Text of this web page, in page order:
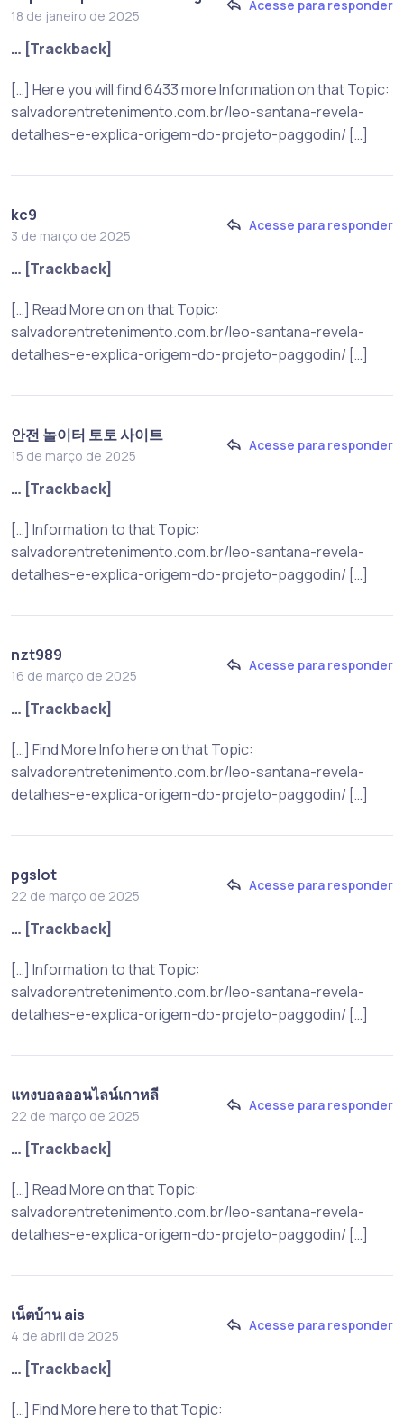
18 de janeiro de 2025
Acesse para responder
… [Trackback]
[…] Here you will find 6433 more Information on that Topic:
salvadorentretenimento.com.br/leo-santana-revela-
detalhes-e-explica-origem-do-projeto-paggodin/ […]
kc9
3 de março de 2025
Acesse para responder
… [Trackback]
[…] Read More on on that Topic:
salvadorentretenimento.com.br/leo-santana-revela-
detalhes-e-explica-origem-do-projeto-paggodin/ […]
안전 놀이터 토토 사이트
15 de março de 2025
Acesse para responder
… [Trackback]
[…] Information to that Topic:
salvadorentretenimento.com.br/leo-santana-revela-
detalhes-e-explica-origem-do-projeto-paggodin/ […]
nzt989
16 de março de 2025
Acesse para responder
… [Trackback]
[…] Find More Info here on that Topic:
salvadorentretenimento.com.br/leo-santana-revela-
detalhes-e-explica-origem-do-projeto-paggodin/ […]
pgslot
22 de março de 2025
Acesse para responder
… [Trackback]
[…] Information to that Topic:
salvadorentretenimento.com.br/leo-santana-revela-
detalhes-e-explica-origem-do-projeto-paggodin/ […]
แทงบอลออนไลน์เกาหลี
22 de março de 2025
Acesse para responder
… [Trackback]
[…] Read More on that Topic:
salvadorentretenimento.com.br/leo-santana-revela-
detalhes-e-explica-origem-do-projeto-paggodin/ […]
เน็ตบ้าน ais
4 de abril de 2025
Acesse para responder
… [Trackback]
[…] Find More here to that Topic: